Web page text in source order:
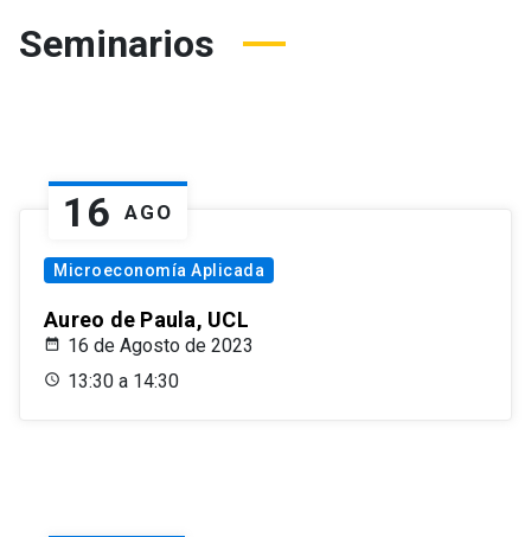
Seminarios
16 AGO
Microeconomía Aplicada
Aureo de Paula, UCL
16 de Agosto de 2023
13:30 a 14:30